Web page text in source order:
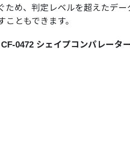
ため、判定レベルを超えたデー
ともできます。
CF-0472 シェイプコンパレータ